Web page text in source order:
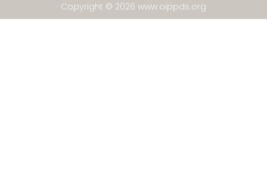
Copyright © 2026 www.oippds.org